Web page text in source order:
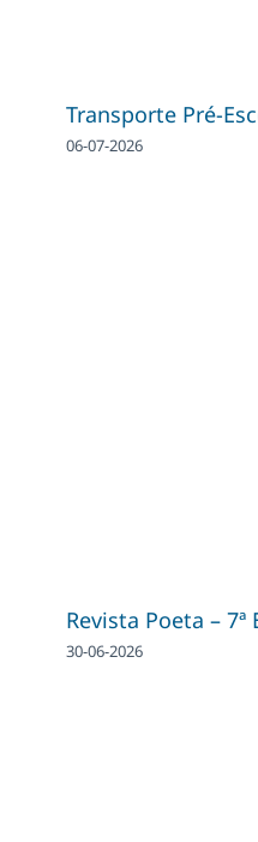
Transporte Pré-
06-07-2026
Revista Poeta –
30-06-2026